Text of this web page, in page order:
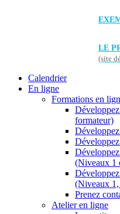
LE
(site
Calendrier
En ligne
Formations en
formateur)
(Niveaux 1
(Niveaux
Prenez
Atelier en ligne